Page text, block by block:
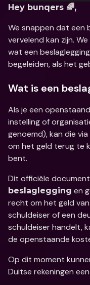
Hey bunqers 🌈,
We snappen dat een
vervelend kan zijn.
wat een
begeleiden, als het
Wat is een
Als je een
instelling of
genoemd), kan die
om het geld terug te
bent.
beslaglegging en
recht om het geld
schuldeiser of een
schuldeiser handelt,
de openstaande
Op dit moment
Duitse rekeningen